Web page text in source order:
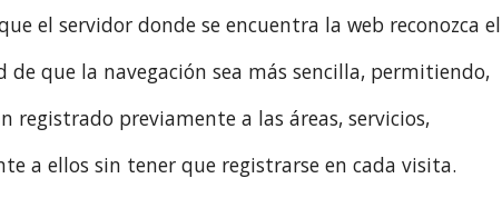
el servidor donde se encuentra la web reconozca el
que la navegación sea más sencilla, permitiendo,
registrado previamente a las áreas, servicios,
a ellos sin tener que registrarse en cada visita.